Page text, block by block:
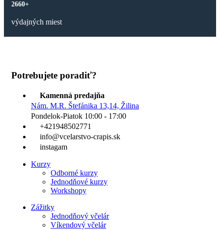
2660+
výdajných miest
Potrebujete poradiť?
Kamenná predajňa
Nám. M.R. Štefánika 13,14, Žilina
Pondelok-Piatok 10:00 - 17:00
+421948502771
info@vcelarstvo-crapis.sk
instagam
Kurzy
Odborné kurzy
Jednodňové kurzy
Workshopy
Zážitky
Jednodňový včelár
Víkendový včelár